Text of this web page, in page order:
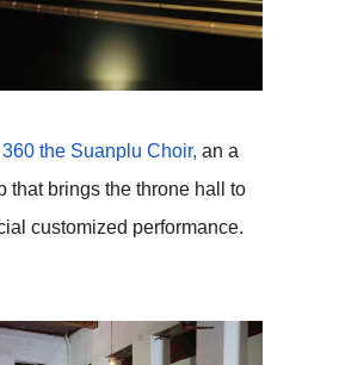
360 the Suanplu Choir, an a
that brings the throne hall to
customized performance.